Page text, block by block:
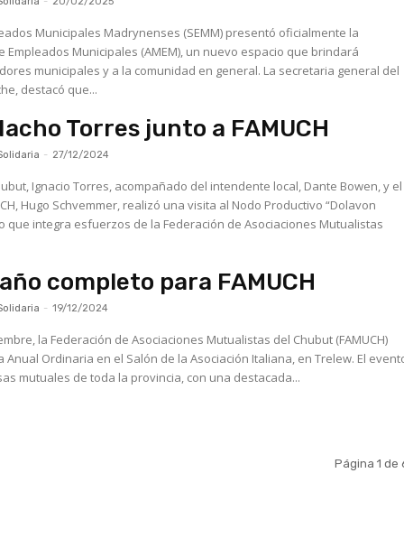
Municipales Madrynenses (SEMM) presentó oficialmente la
Empleados Municipales (AMEM), un nuevo espacio que brindará
y a la comunidad en general. La secretaria general del
destacó que...
Torres junto a FAMUCH
- 27/12/2024
Ignacio Torres, acompañado del intendente local, Dante Bowen, y el
Hugo Schvemmer, realizó una visita al Nodo Productivo “Dolavon
que integra esfuerzos de la Federación de Asociaciones Mutualistas
completo para FAMUCH
- 19/12/2024
la Federación de Asociaciones Mutualistas del Chubut (FAMUCH)
Ordinaria en el Salón de la Asociación Italiana, en Trelew. El evento
mutuales de toda la provincia, con una destacada...
Página 1 de